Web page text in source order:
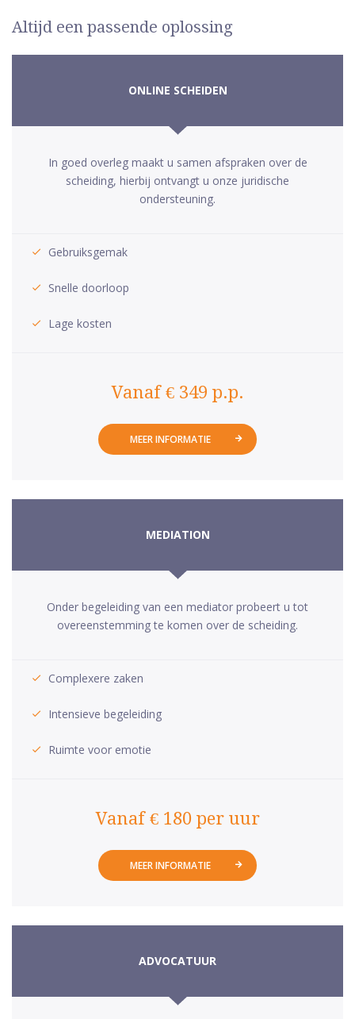
Altijd een passende oplossing
ONLINE SCHEIDEN
In goed overleg maakt u samen afspraken over de
scheiding, hierbij ontvangt u onze juridische
ondersteuning.
Gebruiksgemak
Snelle doorloop
Lage kosten
Vanaf € 349 p.p.
MEER INFORMATIE
MEDIATION
Onder begeleiding van een mediator probeert u tot
overeenstemming te komen over de scheiding.
Complexere zaken
Intensieve begeleiding
Ruimte voor emotie
Vanaf € 180 per uur
MEER INFORMATIE
ADVOCATUUR